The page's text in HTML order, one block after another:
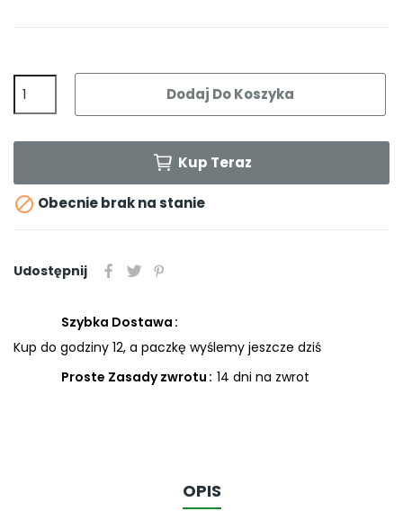
Dodaj Do Koszyka
Kup Teraz
 Obecnie brak na stanie
Udostępnij
Szybka Dostawa
Kup do godziny 12, a paczkę wyślemy jeszcze dziś
Proste Zasady zwrotu 14 dni na zwrot
OPIS